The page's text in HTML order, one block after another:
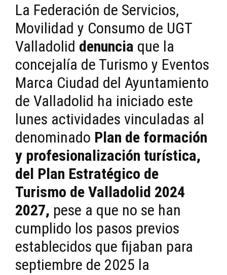
La Federación de Servicios,
Movilidad y Consumo de UGT
Valladolid denuncia que la
concejalía de Turismo y Eventos
Marca Ciudad del Ayuntamiento
de Valladolid ha iniciado este
lunes actividades vinculadas al
denominado Plan de formación
y profesionalización turística,
del Plan Estratégico de
Turismo de Valladolid 2024
2027, pese a que no se han
cumplido los pasos previos
establecidos que fijaban para
septiembre de 2025 la